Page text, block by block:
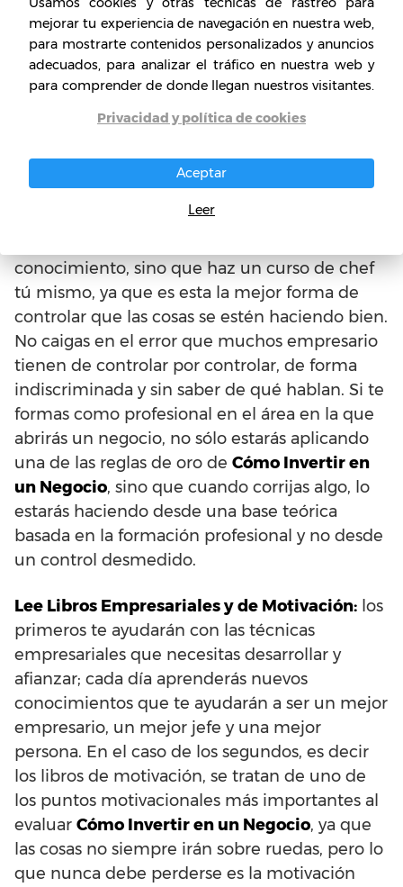
Sé un
Experto:una
vez tengas
identificado el
negocio al que
conviértete en un experto en la materia. Por
pongámosle el caso, un chef para tu
conocimiento, sino que haz un curso de chef
tú mismo, ya que es esta la mejor forma de
controlar que las cosas se estén haciendo bien.
No caigas en el error que muchos empresario
tienen de controlar por controlar, de forma
indiscriminada y sin saber de qué hablan. Si te
formas como profesional en el área en la que
abrirás un negocio, no sólo estarás aplicando
una de las reglas de oro de Cómo Invertir en
un Negocio, sino que cuando corrijas algo, lo
estarás haciendo desde una base teórica
basada en la formación profesional y no desde
un control desmedido.
Lee Libros Empresariales y de Motivación: los
primeros te ayudarán con las técnicas
empresariales que necesitas desarrollar y
afianzar; cada día aprenderás nuevos
conocimientos que te ayudarán a ser un mejor
empresario, un mejor jefe y una mejor
persona. En el caso de los segundos, es decir
los libros de motivación, se tratan de uno de
los puntos motivacionales más importantes al
evaluar Cómo Invertir en un Negocio, ya que
las cosas no siempre irán sobre ruedas, pero lo
que nunca debe perderse es la motivación
mejorar tu experiencia de navegación en nuestra web,
para mostrarte contenidos personalizados y anuncios
adecuados, para analizar el tráfico en nuestra web y
para comprender de donde llegan nuestros visitantes.
Privacidad y política de cookies
Aceptar
Leer